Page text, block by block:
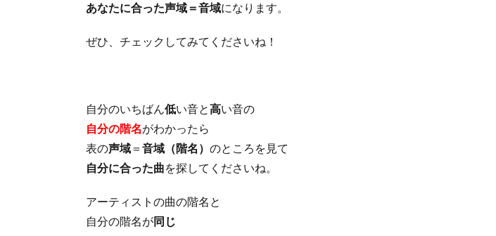
あなたに合った声域＝音域になります。
ぜひ、チェックしてみてくださいね！
自分のいちばん低い音と高い音の
自分の階名がわかったら
表の声域 ＝ 音域（階名） のところを見て
自分に合った曲を探してくださいね。
アーティストの曲の階名と
自分の階名が同じ